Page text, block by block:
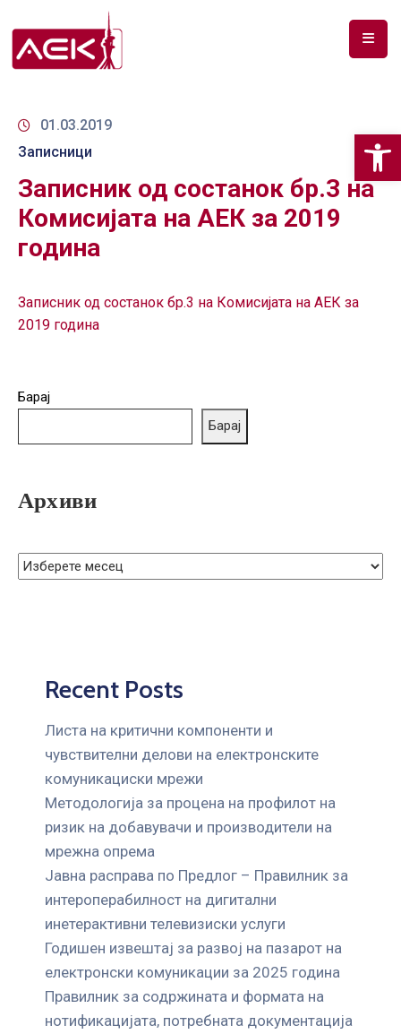
ЗА
ДОКУМЕНТИ
РФ
СПЕКТАР
АНАЛИЗА
ГРИЖА
НАБАВКИ
01.03.2019
Записници
Записник од состанок бр.3 на
Комисијата на АЕК за 2019
година
Записник од состанок бр.3 на Комисијата на АЕК за
2019 година
Барај
Барај
Архиви
Recent Posts
Листа на критични компоненти и
чувствителни делови на електронските
комуникациски мрежи
Mетодологија за процена на профилот на
ризик на добавувачи и производители на
мрежна опрема
Јавна расправа по Предлог – Правилник за
интероперабилност на дигитални
инетерактивни телевизиски услуги
Годишен извештај за развој на пазарот на
електронски комуникации за 2025 година
Правилник за содржината и формата на
нотификацијата, потребната документација